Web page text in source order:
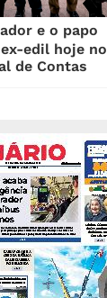
e o papo
edil hoje no
de Contas